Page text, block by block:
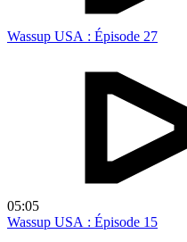
Wassup USA : Épisode 27
05:05
Wassup USA : Épisode 15